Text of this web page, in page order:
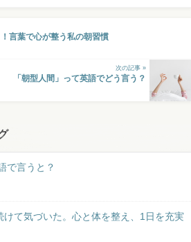
言葉で心が整う私の朝習慣
次の記事 »
「朝型人間」って英語でどう言う？
で言うと？
けて気づいた。心と体を整え、1日を充実